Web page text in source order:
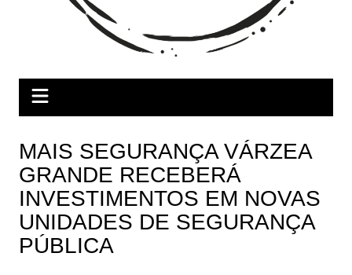
MAIS SEGURANÇA VÁRZEA
GRANDE RECEBERÁ
INVESTIMENTOS EM NOVAS
UNIDADES DE SEGURANÇA
PÚBLICA